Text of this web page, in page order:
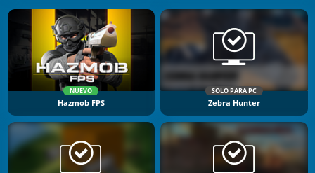
NUEVO
Hazmob FPS
SOLO PARA PC
Zebra Hunter